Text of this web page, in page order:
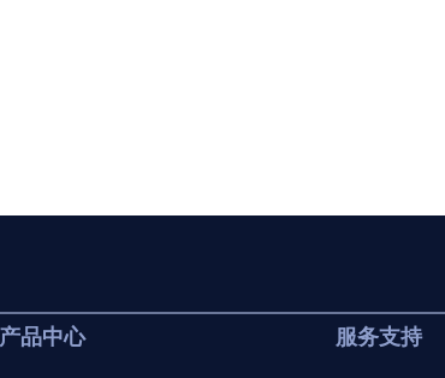
产品中心 服务支持